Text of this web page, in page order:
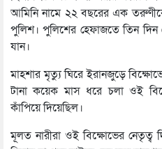
আমিনি নামে ২২ বছরের এক
পুলিশ। পুলিশের হেফাজতে তিন
যান।
মাহশার মৃত্যু ঘিরে ইরানজুড়ে
টানা কয়েক মাস ধরে চলা ওই
কাঁপিয়ে দিয়েছিল।
মূলত নারীরা ওই বিক্ষোভের নেতৃত্ব